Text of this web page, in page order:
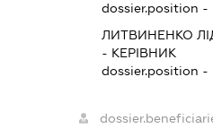
dossier.position -
ЛИТВИНЕНКО
- КЕРІВНИК
dossier.position -